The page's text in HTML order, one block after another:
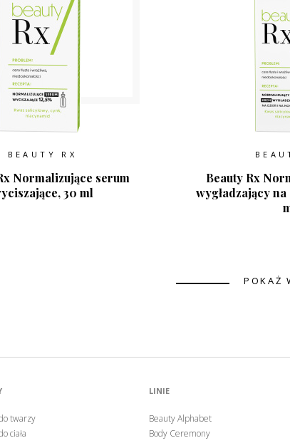
BEAUTY RX
Normalizujące serum
30 ml
Beauty Rx
wygładzający
POKAŻ
twarzy
ciała
LINIE
Beauty Alphabet
Body Ceremony